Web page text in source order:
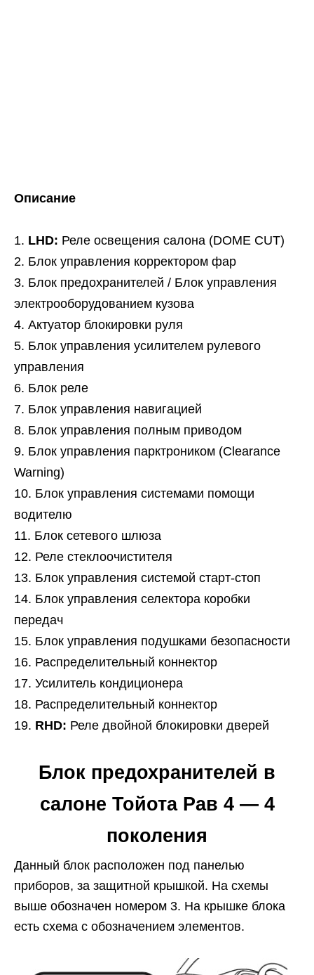
Описание
LHD: Реле освещения салона (DOME CUT)
Блок управления корректором фар
Блок предохранителей / Блок управления
электрооборудованием кузова
Актуатор блокировки руля
Блок управления усилителем рулевого
управления
Блок реле
Блок управления навигацией
Блок управления полным приводом
Блок управления парктроником (Clearance
Warning)
Блок управления системами помощи
водителю
Блок сетевого шлюза
Реле стеклоочистителя
Блок управления системой старт-стоп
Блок управления селектора коробки
передач
Блок управления подушками безопасности
Распределительный коннектор
Усилитель кондиционера
Распределительный коннектор
RHD: Реле двойной блокировки дверей
Блок предохранителей в
салоне Тойота Рав 4 — 4
поколения
Данный блок расположен под панелью
приборов, за защитной крышкой. На схемы
выше обозначен номером 3. На крышке блока
есть схема с обозначением элементов.